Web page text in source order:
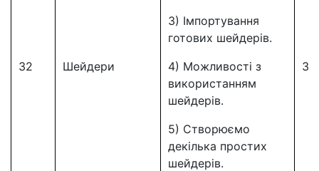
32 Шейдери
3) Імпортування
готових шейдерів.
4) Можливості з
використанням
шейдерів.
5) Створюємо
декілька простих
шейдерів.
32